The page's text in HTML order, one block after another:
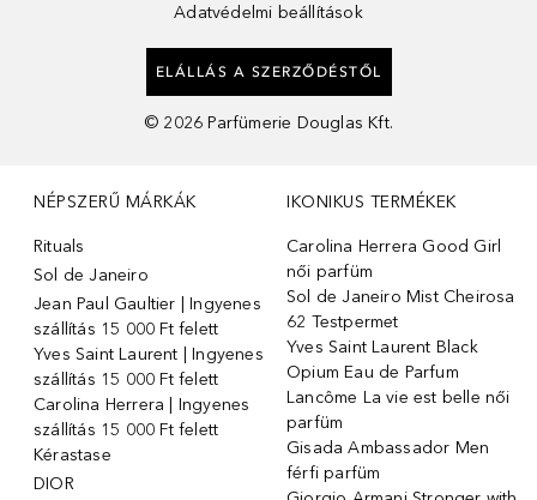
Adatvédelmi beállítások
ELÁLLÁS A SZERZŐDÉSTŐL
© 2026 Parfümerie Douglas Kft.
NÉPSZERŰ MÁRKÁK
Rituals
Sol de Janeiro
Jean Paul Gaultier | Ingyenes
szállítás 15 000 Ft felett
Yves Saint Laurent | Ingyenes
szállítás 15 000 Ft felett
Carolina Herrera | Ingyenes
szállítás 15 000 Ft felett
Kérastase
DIOR
IKONIKUS TERMÉKEK
Carolina Herrera Good Girl
női parfüm
Sol de Janeiro Mist Cheirosa
62 Testpermet
Yves Saint Laurent Black
Opium Eau de Parfum
Lancôme La vie est belle női
parfüm
Gisada Ambassador Men
férfi parfüm